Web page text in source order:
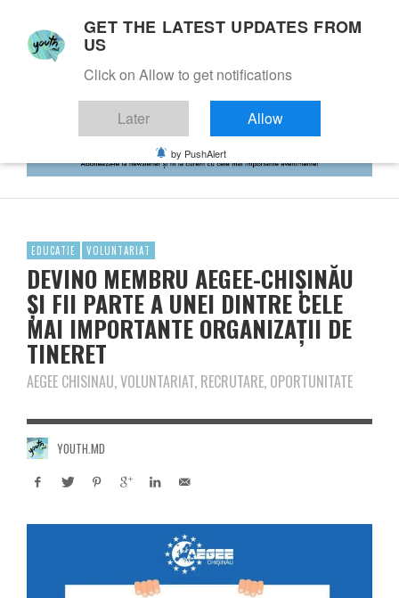
EDUCATIE VOLUNTARIAT
DEVINO MEMBRU AEGEE-CHIȘINĂU
ȘI FII PARTE A UNEI DINTRE CELE
MAI IMPORTANTE ORGANIZAȚII DE
TINERET
AEGEE CHISINAU, VOLUNTARIAT, RECRUTARE, OPORTUNITATE
YOUTH.MD
GET THE LATEST UPDATES FROM
US
Click on Allow to get notifications
Later Allow
by PushAlert